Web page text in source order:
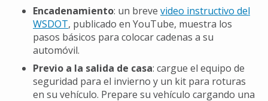
Encadenamiento: un breve video instructivo del
WSDOT, publicado en YouTube, muestra los
pasos básicos para colocar cadenas a su
automóvil.
Previo a la salida de casa: cargue el equipo de
seguridad para el invierno y un kit para roturas
en su vehículo. Prepare su vehículo cargando una